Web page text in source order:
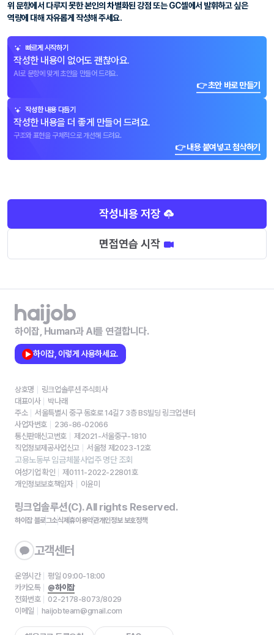
위 문항에서 다루지 못한 본인의 차별화된 강점 또는 GC셀에서 발휘하고 싶은
역량에 대해 자유롭게 작성해 주세요.
빠르게 시작하기
작성한 내용이 없어도 괜찮아요.
AI로 문항에 맞게 초안을 만들어 드려요.
👉 초안 바로 만들기
작성한 내용 다듬기
작성한 내용을 더 좋게 만들어 드려요.
구조와 표현을 구체적으로 개선해 드려요.
👉 내용 붙여넣고 첨삭하기
작성내용 저장
면접연습 시작
하이잡, Human과 AI를 연결합니다.
하이잡, 이렇게 사용하세요.
상호명
링크업솔루션 주식회사
대표이사
박나래
주소
서울특별시 중구 동호로 14길7 3층 BS빌딩 링크업센터
사업자번호
236-86-02066
통신판매신고번호
제2021-서울중구-1810
직업정보제공사업신고
서울청 제2023-12호
고용노동부 임금체불사업주 명단 조회
여성기업 확인
제0111-2022-22801호
개인정보보호책임자
이윤미
링크업솔루션(C). All rights Reserved.
하이잡 블로그소식제휴이용약관개인정보 보호정책
고객센터
운영시간
평일 09:00-18:00
카카오톡
@하이잡
전화번호
02-2178-8073/8029
이메일
haijobteam@gmail.com